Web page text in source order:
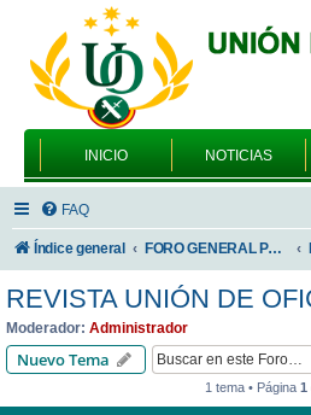
INICIO NOTICIAS
FAQ
Índice general FORO GENERAL PARA TODOS LOS USUARIOS
REVISTA UNIÓN DE
Moderador: Administrador
Nuevo Tema
1 tema • Página 1